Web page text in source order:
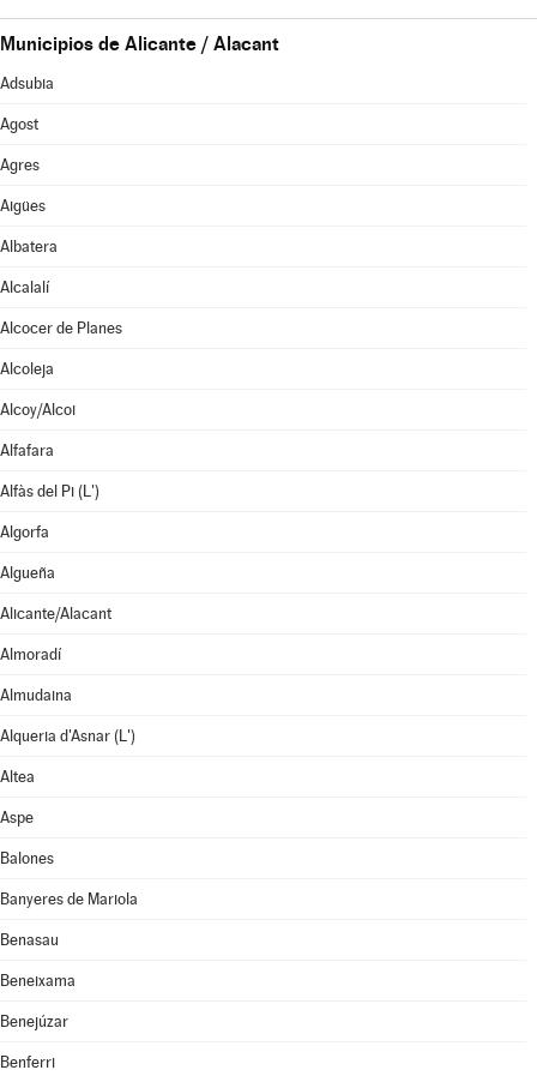
Municipios de Alicante / Alacant
Adsubia
Agost
Agres
Aigües
Albatera
Alcalalí
Alcocer de Planes
Alcoleja
Alcoy/Alcoi
Alfafara
Alfàs del Pi (L')
Algorfa
Algueña
Alicante/Alacant
Almoradí
Almudaina
Alqueria d'Asnar (L')
Altea
Aspe
Balones
Banyeres de Mariola
Benasau
Beneixama
Benejúzar
Benferri